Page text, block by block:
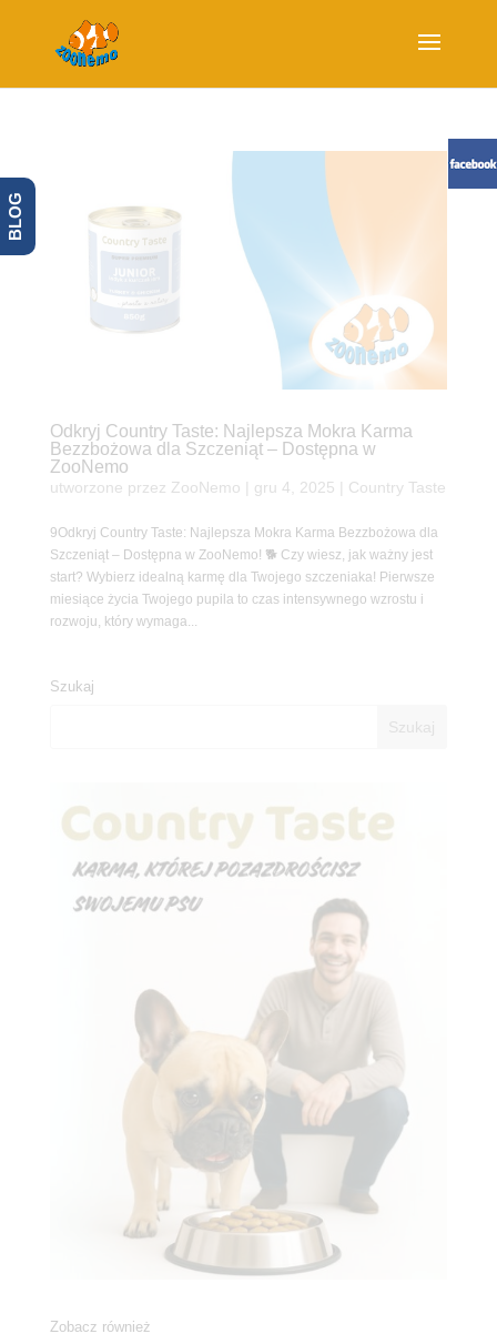
Odkryj Country Taste: Najlepsza Mokra Karma
Bezzbożowa dla Szczeniąt – Dostępna w
ZooNemo
utworzone przez ZooNemo gru 4, 2025 Country Taste
9Odkryj Country Taste: Najlepsza Mokra Karma Bezzbożowa dla
Szczeniąt – Dostępna w ZooNemo! 🐕 Czy wiesz, jak ważny jest
start? Wybierz idealną karmę dla Twojego szczeniaka! Pierwsze
miesiące życia Twojego pupila to czas intensywnego wzrostu i
rozwoju, który wymaga...
Szukaj
Zobacz również
BLOG